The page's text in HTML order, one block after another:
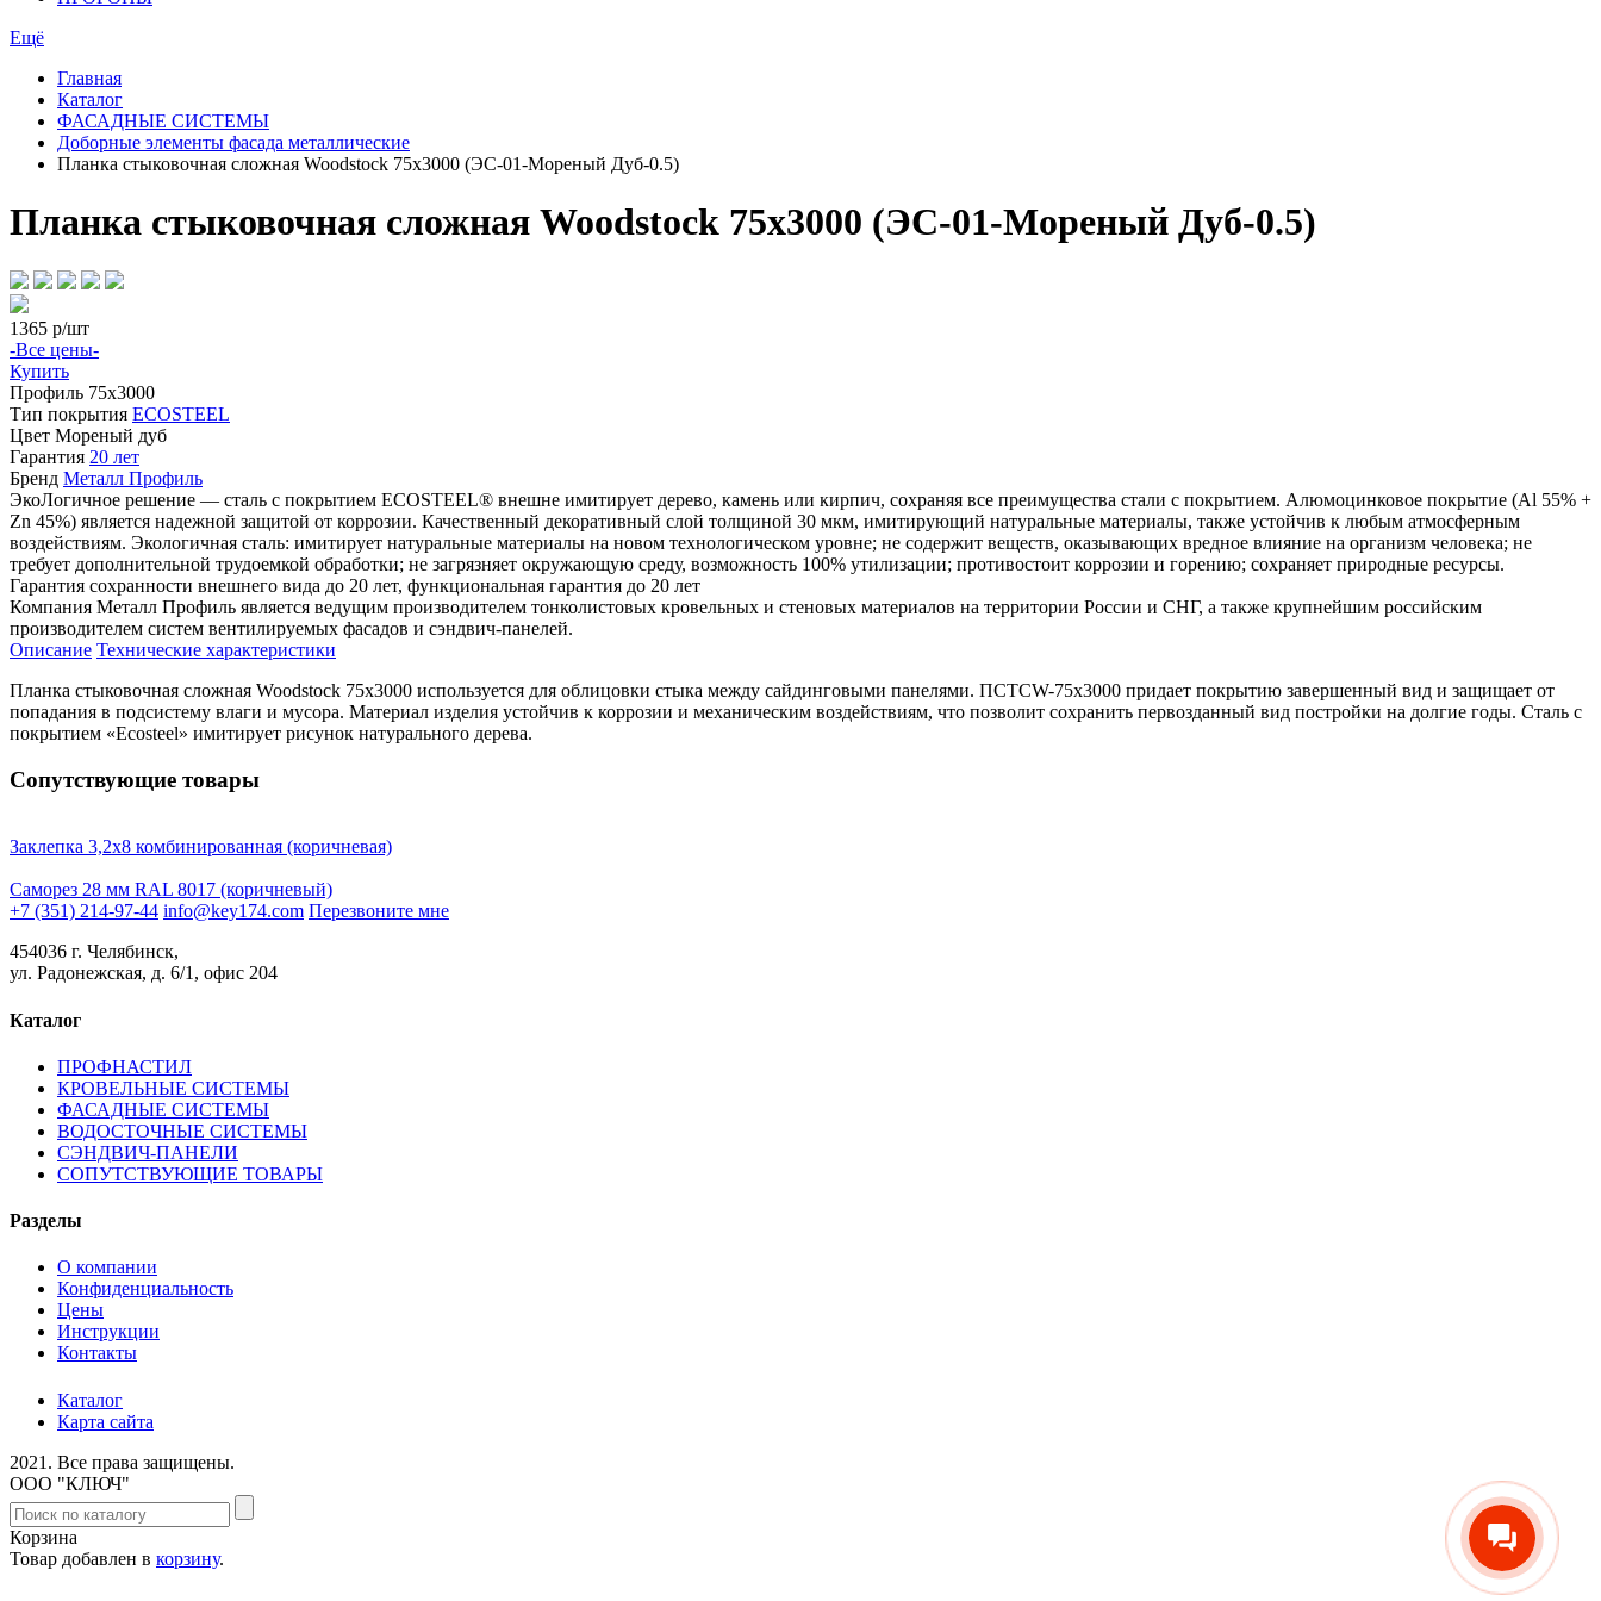
Ещё
Главная
Каталог
ФАСАДНЫЕ СИСТЕМЫ
Доборные элементы фасада металлические
Планка стыковочная сложная Woodstock 75х3000 (ЭС-01-Мореный Дуб-0.5)
Планка стыковочная сложная Woodstock 75х3000 (ЭС-01-Мореный Дуб-0.5)
1365 р/шт
-Все цены-
Купить
Профиль 75х3000
Тип покрытия ECOSTEEL
Цвет Мореный дуб
Гарантия 20 лет
Бренд Металл Профиль
ЭкоЛогичное решение — сталь с покрытием ECOSTEEL® внешне имитирует дерево, камень или кирпич, сохраняя все преимущества стали с покрытием. Алюмоцинковое покрытие (Аl 55% +
Zn 45%) является надежной защитой от коррозии. Качественный декоративный слой толщиной 30 мкм, имитирующий натуральные материалы, также устойчив к любым атмосферным
воздействиям. Экологичная сталь: имитирует натуральные материалы на новом технологическом уровне; не содержит веществ, оказывающих вредное влияние на организм человека; не
требует дополнительной трудоемкой обработки; не загрязняет окружающую среду, возможность 100% утилизации; противостоит коррозии и горению; сохраняет природные ресурсы.
Гарантия сохранности внешнего вида до 20 лет, функциональная гарантия до 20 лет
Компания Металл Профиль является ведущим производителем тонколистовых кровельных и стеновых материалов на территории России и СНГ, а также крупнейшим российским
производителем систем вентилируемых фасадов и сэндвич-панелей.
Описание Технические характеристики
Планка стыковочная сложная Woodstock 75х3000 используется для облицовки стыка между сайдинговыми панелями. ПСТСW-75х3000 придает покрытию завершенный вид и защищает от
попадания в подсистему влаги и мусора. Материал изделия устойчив к коррозии и механическим воздействиям, что позволит сохранить первозданный вид постройки на долгие годы. Сталь с
покрытием «Ecosteel» имитирует рисунок натурального дерева.
Сопутствующие товары
Заклепка 3,2х8 комбинированная (коричневая)
Саморез 28 мм RAL 8017 (коричневый)
+7 (351) 214-97-44 info@key174.com Перезвоните мне
454036 г. Челябинск,
ул. Радонежская, д. 6/1, офис 204
Каталог
ПРОФНАСТИЛ
КРОВЕЛЬНЫЕ СИСТЕМЫ
ФАСАДНЫЕ СИСТЕМЫ
ВОДОСТОЧНЫЕ СИСТЕМЫ
СЭНДВИЧ-ПАНЕЛИ
СОПУТСТВУЮЩИЕ ТОВАРЫ
Разделы
О компании
Конфиденциальность
Цены
Инструкции
Контакты
Каталог
Карта сайта
2021. Все права защищены.
ООО "КЛЮЧ"
Корзина
Товар добавлен в корзину.